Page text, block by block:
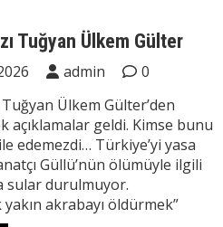
Tuğyan Ülkem Gülter
admin
0
Tuğyan Ülkem Gülter’den
açıklamalar geldi. Kimse bunu
edemezdi… Türkiye’yi yasa
Güllü’nün ölümüyle ilgili
sular durulmuyor.
akrabayı öldürmek”